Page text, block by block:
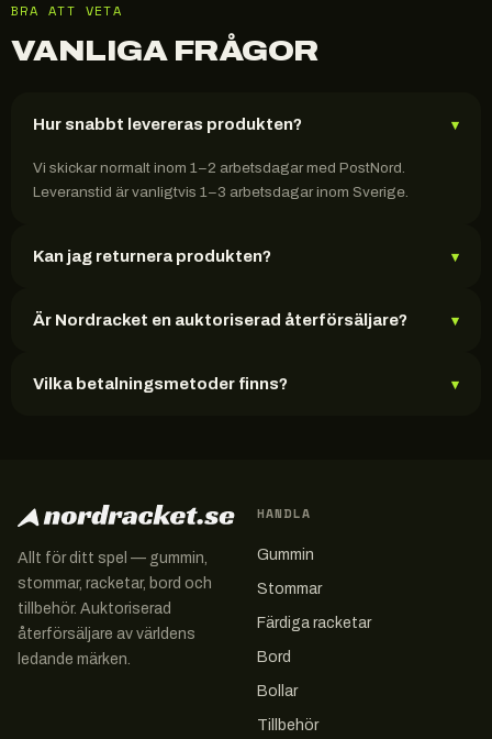
BRA ATT VETA
VANLIGA FRÅGOR
Hur snabbt levereras produkten? ▾
Vi skickar normalt inom 1–2 arbetsdagar med PostNord.
Leveranstid är vanligtvis 1–3 arbetsdagar inom Sverige.
Kan jag returnera produkten? ▾
Är Nordracket en auktoriserad återförsäljare? ▾
Vilka betalningsmetoder finns? ▾
Allt för ditt spel — gummin,
stommar, racketar, bord och
tillbehör. Auktoriserad
återförsäljare av världens
ledande märken.
HANDLA
Gummin
Stommar
Färdiga racketar
Bord
Bollar
Tillbehör